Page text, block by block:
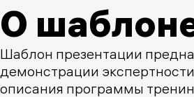
О
Шаблон презентации
демонстрации
описания программы